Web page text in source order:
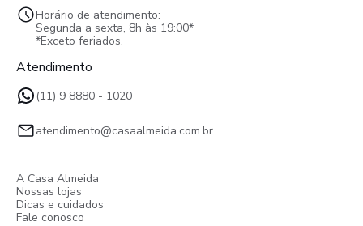
Horário de atendimento:
Segunda a sexta, 8h às 19:00*
*Exceto feriados.
Atendimento
(11) 9 8880 - 1020
atendimento@casaalmeida.com.br
A Casa Almeida
Nossas lojas
Dicas e cuidados
Fale conosco